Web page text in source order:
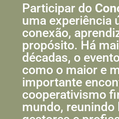
Participar do
uma experiência
conexão,
propósito. Há
décadas, o
como o maior e
importante
cooperativismo
mundo, reunindo